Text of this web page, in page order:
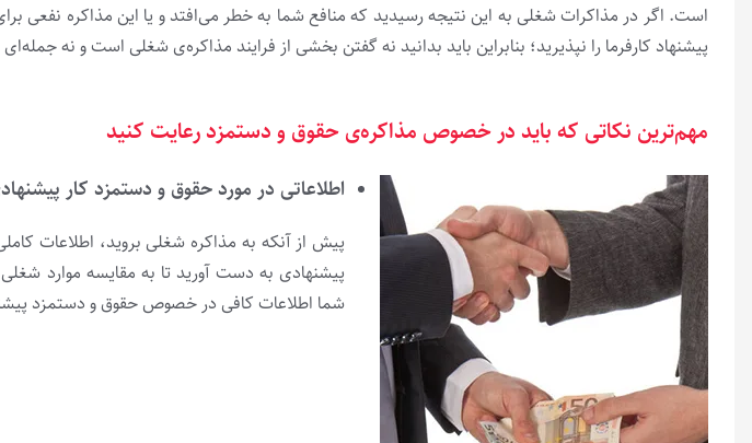
است. اگر در مذاکرات شغلی به این نتیجه رسیدید که منافع شما به خطر می‌افتد و یا این مذاکره نفعی
پیشنهاد کارفرما را نپذیرید؛ بنابراین باید بدانید نه گفتن بخشی از فرایند مذاکره‌ی شغلی است و نه
مهم‌ترین نکاتی که باید در خصوص مذاکره‌ی حقوق و دستمزد رعایت کنید
اطلاعاتی در مورد حقوق و دستمزد کار
پیش از آنکه به مذاکره‌ شغلی بروید، اطلاعات
پیشنهادی به دست آورید تا به مقایسه موارد
شما اطلاعات کافی در خصوص حقوق و دستمزد